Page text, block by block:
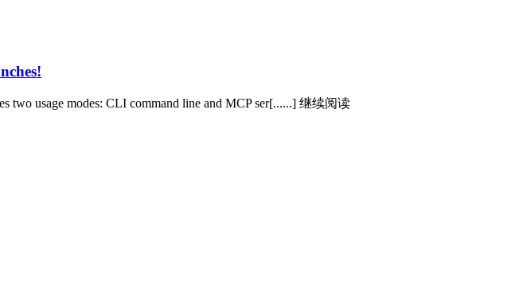
two usage modes: CLI command line and MCP ser[......] 继续阅读